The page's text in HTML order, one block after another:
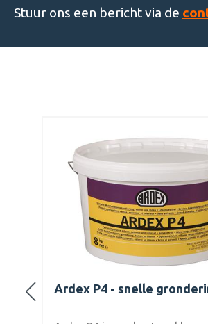
Stuur ons een bericht via de
- snelle grondering - 8 kg